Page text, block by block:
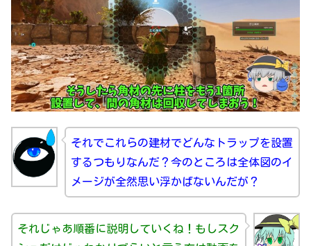
それでこれらの建材でどんなトラップを設置
するつもりなんだ？今のところは全体図のイ
メージが全然思い浮かばないんだが？
それじゃあ順番に説明していくね！もしスク